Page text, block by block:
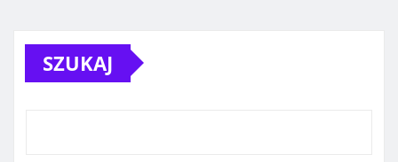
SZUKAJ